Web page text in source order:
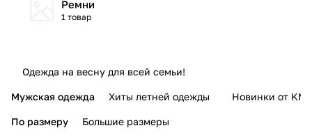
Ремни
1 товар
Одежда на весну для всей семьи!
Мужская одежда Хиты летней одежды Новинки от KMI
По размеру Большие размеры